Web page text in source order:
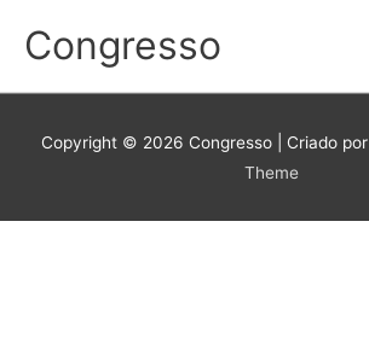
paraCongresso
Copyright © 2026 Congresso| Criado por
Theme